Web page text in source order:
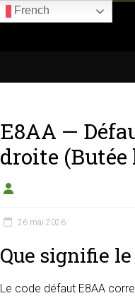
du
boîtier
éthanol
E8AA —
droite (Butée
26 mai 2026
Que signifie
Le code défaut E8AA
French